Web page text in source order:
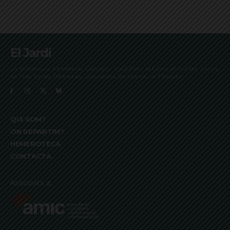
El Jardí
La Bonanova, Monterols, Galvany, Turó Parc, el Farró, el Putxet, Sarrià,
les Tres Torres, Pedralbes, Vallvidrera, les Planes i el Tibidabo
QUI SOM?
ON REPARTIM?
HEMEROTECA
CONTACTA
Associats a: